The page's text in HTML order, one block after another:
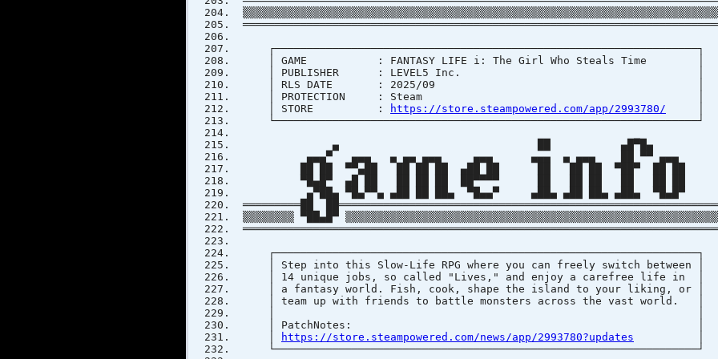
│ GAME : FANTASY LIFE i: The Girl Who Steals
│ PUBLISHER : LEVEL5 Inc.
│ RLS DATE : 2025/09
│ PROTECTION : Steam
│ STORE :
https://store.steampowered.com/app/2993780/
▄ ██
▄▄▄▀ ▄▄▄ ▄ ▄▄ ▄▄▄ ▄▄▄ ▄▄▄ ▄ ▄▄▄ ██ ▀▀
██ ██ ▀▀▄██ ██ ██ ██ ▄██ ██ ██ ██ ██ ▀██▀ ██
▀█▄█▀ ▄█ ██ ██ ██ ██ ██▀▀▀▀ ██ ██ ██ ██ ██
▄▀██▄ ▀█▄▀▀▄ ▄██ ██ ██▄ ▀█▄▄▀ ▄██▄ ▄██ ██▄ ▄██▄
═════════██
▒▒▒▒▒▒▒▒ ▀██▄█▀
│ Step into this Slow-Life RPG where you can freely switch
│ 14 unique jobs, so called "Lives," and enjoy a carefree life
│ a fantasy world. Fish, cook, shape the island to your liking,
│ team up with friends to battle monsters across the vast
│ PatchNotes:
https://store.steampowered.com/news/app/2993780?updates